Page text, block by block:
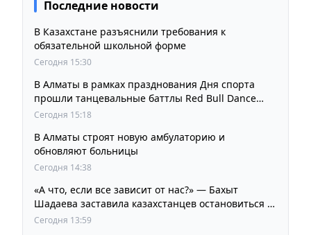
Последние новости
В Казахстане разъяснили требования к
обязательной школьной форме
Сегодня 15:30
В Алматы в рамках празднования Дня спорта
прошли танцевальные баттлы Red Bull Dance
Your Style
Сегодня 15:18
В Алматы строят новую амбулаторию и
обновляют больницы
Сегодня 14:38
«А что, если все зависит от нас?» — Бахыт
Шадаева заставила казахстанцев остановиться и
задуматься
Сегодня 13:59